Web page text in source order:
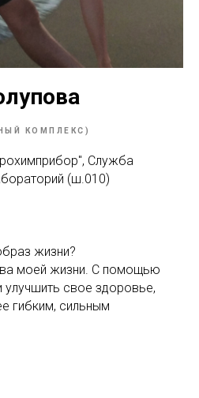
КОМПЛЕКС)
Служба
(ш.010)
жизни?
моей жизни. С помощью
улучшить свое здоровье,
гибким, сильным